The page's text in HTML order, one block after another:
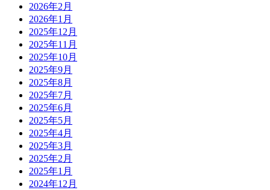
2026年2月
2026年1月
2025年12月
2025年11月
2025年10月
2025年9月
2025年8月
2025年7月
2025年6月
2025年5月
2025年4月
2025年3月
2025年2月
2025年1月
2024年12月